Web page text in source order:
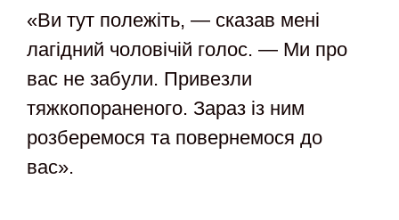
«Ви тут полежіть, — сказав мені
лагідний чоловічій голос. — Ми про
вас не забули. Привезли
тяжкопораненого. Зараз із ним
розберемося та повернемося до
вас».